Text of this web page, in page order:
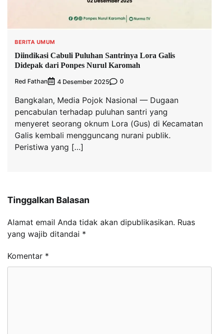
BERITA UMUM
Diindikasi Cabuli Puluhan Santrinya Lora Galis
Didepak dari Ponpes Nurul Karomah
Red Fathan 4 Desember 2025 0
Bangkalan, Media Pojok Nasional — Dugaan
pencabulan terhadap puluhan santri yang
menyeret seorang oknum Lora (Gus) di Kecamatan
Galis kembali mengguncang nurani publik.
Peristiwa yang […]
Tinggalkan Balasan
Alamat email Anda tidak akan dipublikasikan. Ruas
yang wajib ditandai *
Komentar *